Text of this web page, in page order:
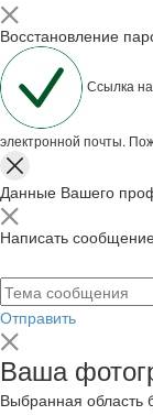
Восстановление
Ссылка
электронной почты.
Данные Вашего
Написать
Отправить
Ваша
Выбранная область